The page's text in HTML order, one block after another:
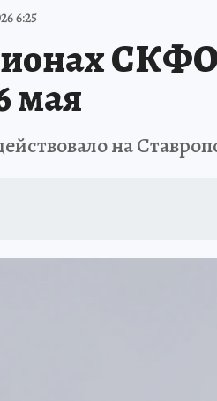
6:25
мая
на